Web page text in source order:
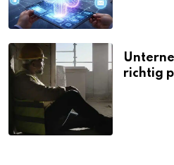
richtig